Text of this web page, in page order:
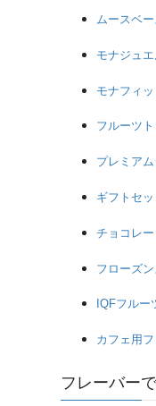
ムースベー
モナジュ
モナフィ
フルーツ
プレミア
ギフトセッ
チョコレ
フローズ
IQFフルー
カフェ用
フレーバー